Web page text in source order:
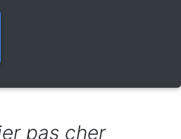
pas cher